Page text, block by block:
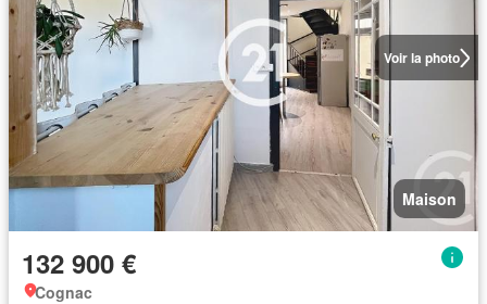
Voir la photo
Maison
132 900 €
Cognac